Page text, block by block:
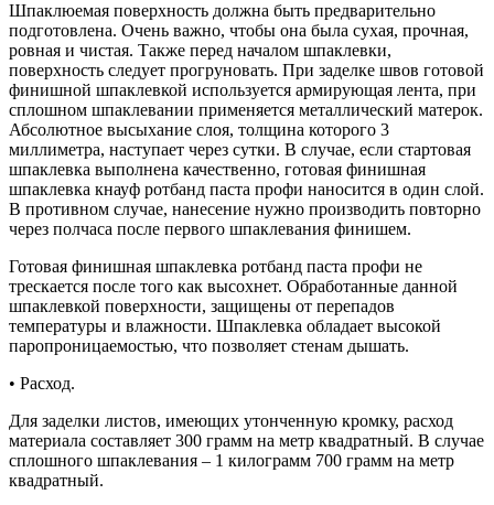
Шпаклюемая поверхность должна быть предварительно
подготовлена. Очень важно, чтобы она была сухая, прочная,
ровная и чистая. Также перед началом шпаклевки,
поверхность следует прогруновать. При заделке швов готовой
финишной шпаклевкой используется армирующая лента, при
сплошном шпаклевании применяется металлический матерок.
Абсолютное высыхание слоя, толщина которого 3
миллиметра, наступает через сутки. В случае, если стартовая
шпаклевка выполнена качественно, готовая финишная
шпаклевка кнауф ротбанд паста профи наносится в один слой.
В противном случае, нанесение нужно производить повторно
через полчаса после первого шпаклевания финишем.
Готовая финишная шпаклевка ротбанд паста профи не
трескается после того как высохнет. Обработанные данной
шпаклевкой поверхности, защищены от перепадов
температуры и влажности. Шпаклевка обладает высокой
паропроницаемостью, что позволяет стенам дышать.
• Расход.
Для заделки листов, имеющих утонченную кромку, расход
материала составляет 300 грамм на метр квадратный. В случае
сплошного шпаклевания – 1 килограмм 700 грамм на метр
квадратный.